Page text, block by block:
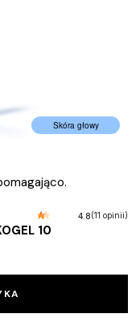
Skóra głowy
10
4.8(11 opinii)